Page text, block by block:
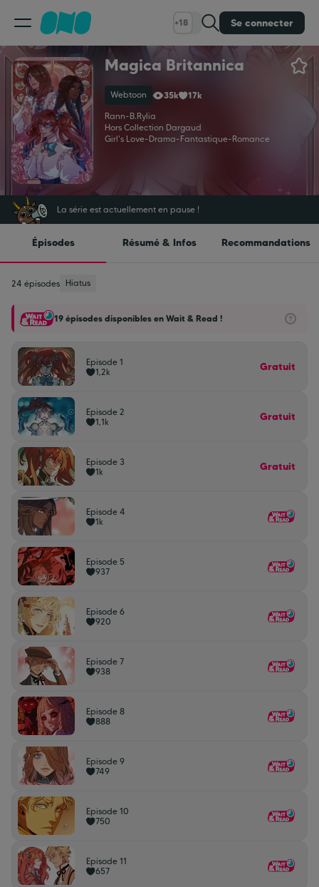
+18 Se connecter
Classement
Calendrier
Bibliothèque
Cadeaux
Magica Britannica
Webtoon 35k
17k
Rann-B.Rylia
Hors Collection Dargaud
Girl's Love-Drama-Fantastique-Romance
La série est actuellement en pause !
Épisodes Résumé & Infos Recommandations
24 épisodes Hiatus
19 épisodes disponibles en Wait & Read !
Episode 1
1,2k
Gratuit
Episode 2
1,1k
Gratuit
Episode 3
1k
Gratuit
Episode 4
1k
Episode 5
937
Episode 6
920
Episode 7
938
Episode 8
888
Episode 9
749
Episode 10
750
Episode 11
657